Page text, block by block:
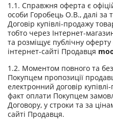
1.1. Справжня оферта є
особи Горобець О.В., далі за
Договір купівлі-продажу
тобто через Інтернет-
та розміщує публічну
інтернет-сайті Продавця
1.2. Моментом повного та
Покупцем пропозиції
електронний договір
факт оплати Покупцем
Договору, у строки та за
сайті Продавця.